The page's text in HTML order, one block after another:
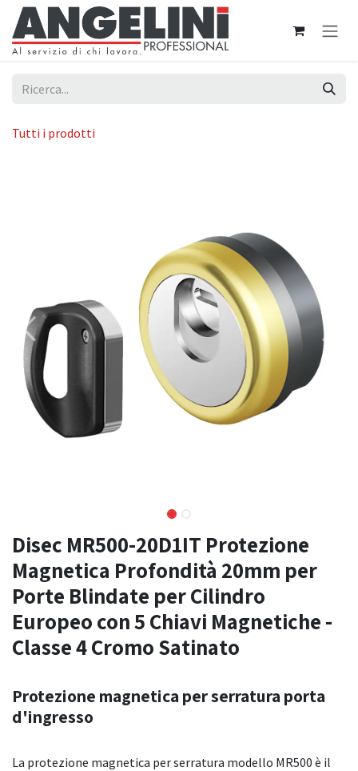
Passa al contenuto
Tutti i prodotti
Disec MR500-20D1IT Protezione
Magnetica Profondità 20mm per
Porte Blindate per Cilindro
Europeo con 5 Chiavi Magnetiche -
Classe 4 Cromo Satinato
Protezione magnetica per serratura porta
d'ingresso
La protezione magnetica per serratura modello MR500 è il